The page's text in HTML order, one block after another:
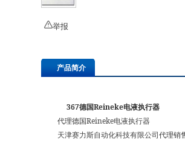
举报
产品简介
367德国Reineke电液执行器
代理德国Reineke电液执行器
天津赛力斯自动化科技有限公司代理销